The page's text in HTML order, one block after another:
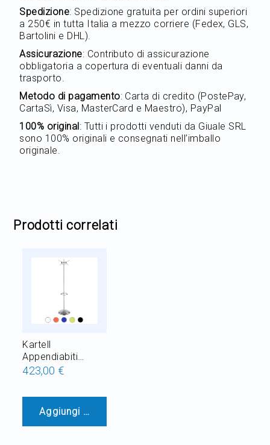
Spedizione: Spedizione gratuita per ordini superiori
a 250€ in tutta Italia a mezzo corriere (Fedex, GLS,
Bartolini e DHL).
Assicurazione: Contributo di assicurazione
obbligatoria a copertura di eventuali danni da
trasporto.
Metodo di pagamento: Carta di credito (PostePay,
CartaSì, Visa, MasterCard e Maestro), PayPal
100% original: Tutti i prodotti venduti da Giuale SRL
sono 100% originali e consegnati nell’imballo
originale.
Prodotti correlati
Kartell
Appendiabiti
Hanger H 170 cm
423,00 €
Aggiungi al Carrello